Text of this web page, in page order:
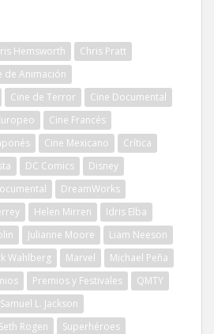
Hemsworth
Chris Pratt
de Animación
Cine de Terror
Cine Documental
Cine Francés
Cine Mexicano
Crítica
DC Comics
Disney
DreamWorks
Helen Mirren
Idris Elba
Julianne Moore
Liam Neeson
Wahlberg Marvel
Michael Peña
Premios y Festivales
QMTY
Samuel L. Jackson
Seth Rogen
Superhéroes